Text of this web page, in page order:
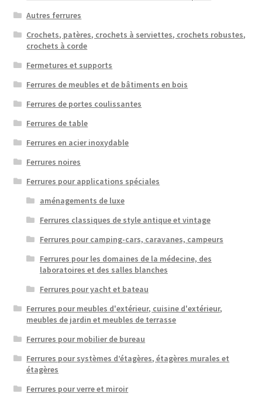
Autres ferrures
Crochets, patères, crochets à serviettes, crochets robustes,
crochets à corde
Fermetures et supports
Ferrures de meubles et de bâtiments en bois
Ferrures de portes coulissantes
Ferrures de table
Ferrures en acier inoxydable
Ferrures noires
Ferrures pour applications spéciales
aménagements de luxe
Ferrures classiques de style antique et vintage
Ferrures pour camping-cars, caravanes, campeurs
Ferrures pour les domaines de la médecine, des
laboratoires et des salles blanches
Ferrures pour yacht et bateau
Ferrures pour meubles d'extérieur, cuisine d'extérieur,
meubles de jardin et meubles de terrasse
Ferrures pour mobilier de bureau
Ferrures pour systèmes d’étagères, étagères murales et
étagères
Ferrures pour verre et miroir